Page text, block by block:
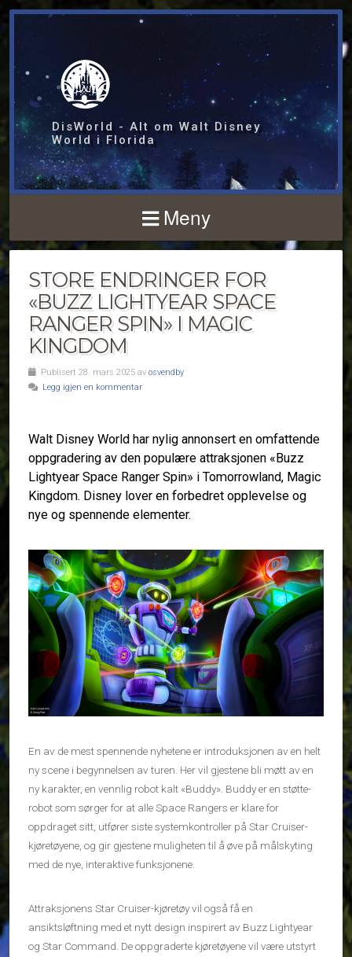
DisWorld - Alt om Walt Disney
World i Florida
Meny
STORE ENDRINGER FOR
«BUZZ LIGHTYEAR SPACE
RANGER SPIN» I MAGIC
KINGDOM
Publisert 28. mars 2025 av osvendby
Legg igjen en kommentar
Walt Disney World har nylig annonsert en omfattende
oppgradering av den populære attraksjonen «Buzz
Lightyear Space Ranger Spin» i Tomorrowland, Magic
Kingdom. Disney lover en forbedret opplevelse og
nye og spennende elementer.
En av de mest spennende nyhetene er introduksjonen av en helt
ny scene i begynnelsen av turen. Her vil gjestene bli møtt av en
ny karakter, en vennlig robot kalt «Buddy». Buddy er en støtte-
robot som sørger for at alle Space Rangers er klare for
oppdraget sitt, utfører siste systemkontroller på Star Cruiser-
kjøretøyene, og gir gjestene muligheten til å øve på målskyting
med de nye, interaktive funksjonene.
Attraksjonens Star Cruiser-kjøretøy vil også få en
ansiktsløftning med et nytt design inspirert av Buzz Lightyear
og Star Command. De oppgraderte kjøretøyene vil være utstyrt